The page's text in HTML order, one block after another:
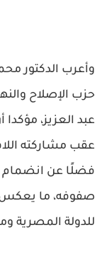
وأعرب الدكتور
حزب الإصلاح
عبد العزيز،
عقب مشاركته
فضلًا عن انضمام
صفوفه، ما يعكس
للدولة المصرية